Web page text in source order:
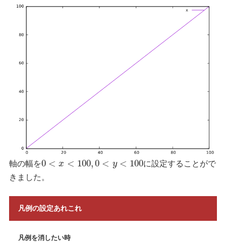
軸の幅を0 < x < 100,0 < y < 100に設定することがで
きました。
凡例の設定あれこれ
凡例を消したい時